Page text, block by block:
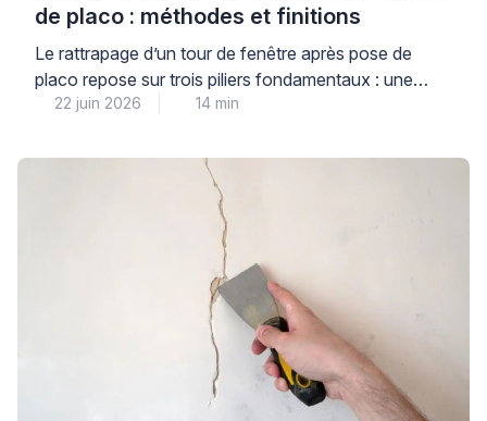
de placo : méthodes et finitions
Le rattrapage d’un tour de fenêtre après pose de
placo repose sur trois piliers fondamentaux : une
étanchéité à l’air rigoureuse, l’utilisation de renforts
couches successives. Cette étape de finition
détermine non seulement l’esthétique de vos
menuiseries, mais aussi les performances thermiques
de votre habitation et la durabilité […]
22 juin 2026 14 min